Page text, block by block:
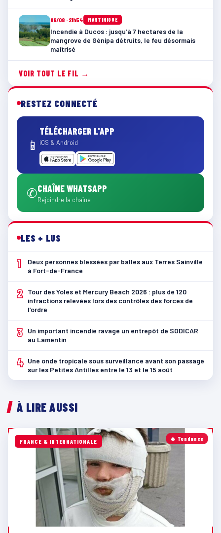
06/08 · 21h54 MARTINIQUE
Incendie à Ducos : jusqu’à 7 hectares de la
mangrove de Génipa détruits, le feu désormais
maîtrisé
VOIR TOUT LE FIL →
RESTEZ CONNECTÉ
📱
TÉLÉCHARGER L'APP
iOS & Android
✆CHAÎNE WHATSAPP
Rejoindre la chaîne
LES + LUS
1
Deux personnes blessées par balles aux Terres Sainville
à Fort-de-France
2
Tour des Yoles et Mercury Beach 2026 : plus de 120
infractions relevées lors des contrôles des forces de
l’ordre
3
Un important incendie ravage un entrepôt de SODICAR
au Lamentin
4 Une onde tropicale sous surveillance avant son passage
sur les Petites Antilles entre le 13 et le 15 août
À LIRE AUSSI
🔥 Tendance
FRANCE & INTERNATIONALE